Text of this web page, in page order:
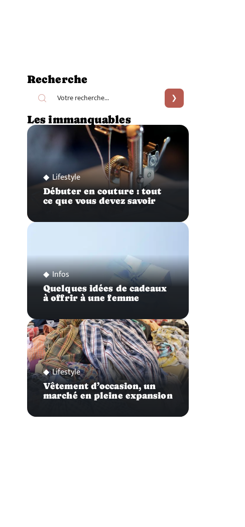
Recherche
Les immanquables
Lifestyle
Débuter en couture : tout
ce que vous devez savoir
Infos
Quelques idées de cadeaux
à offrir à une femme
Lifestyle
Vêtement d’occasion, un
marché en pleine expansion